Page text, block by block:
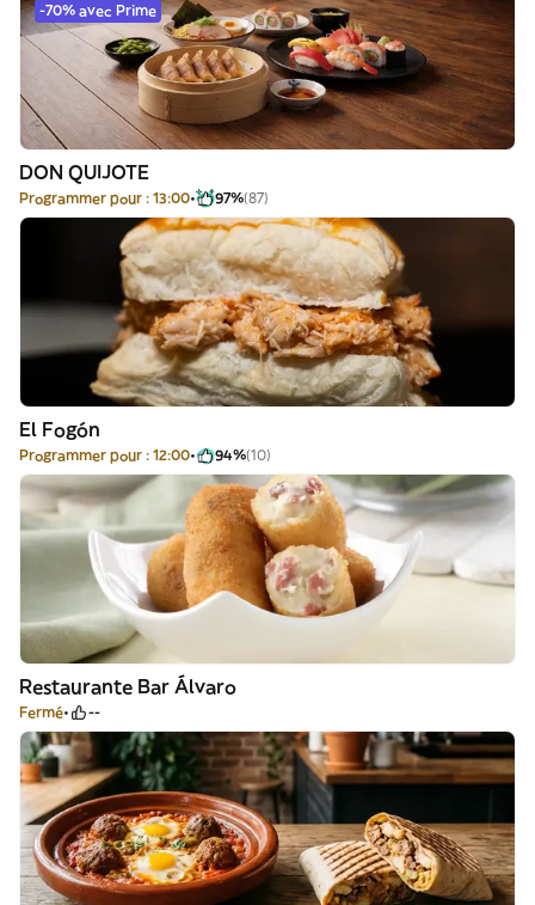
-70% avec Prime
DON QUIJOTE
Programmer pour : 13:00 97%(87)
El Fogón
Programmer pour : 12:00 94%(10)
Restaurante Bar Álvaro
Fermé --